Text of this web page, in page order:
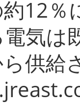
12％
気は
供給